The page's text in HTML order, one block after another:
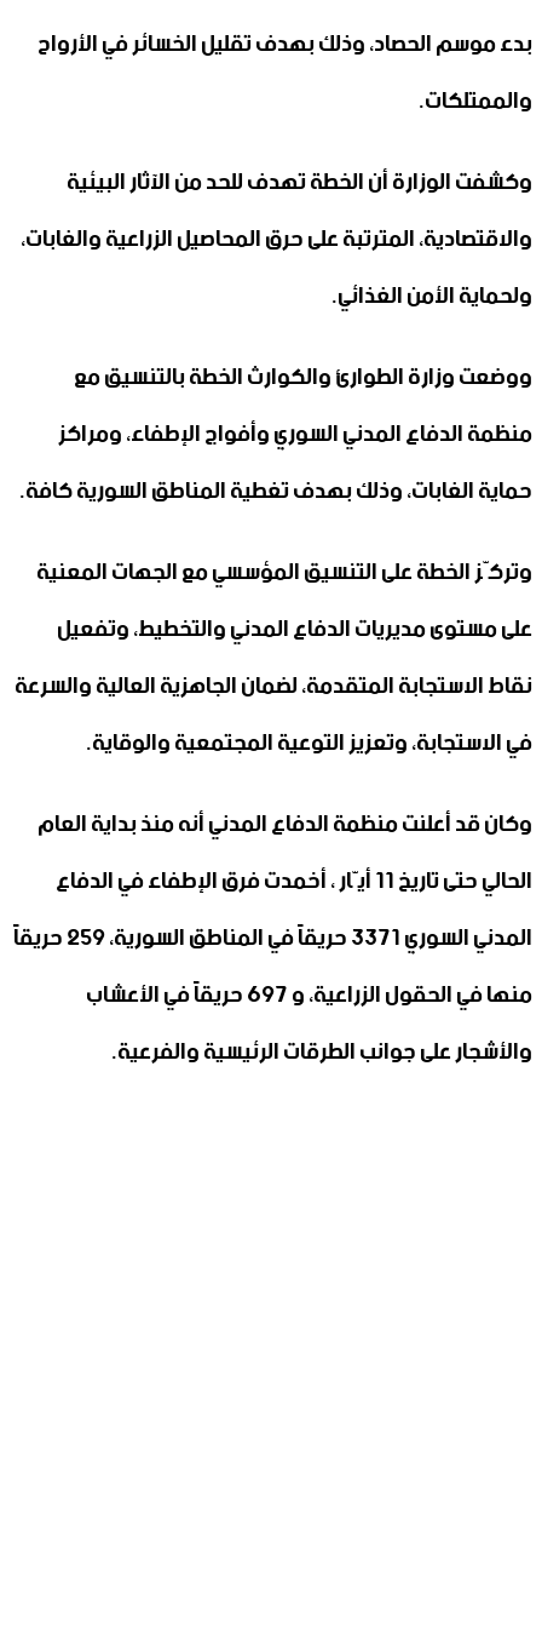
بدء موسم الحصاد، وذلك بهدف تقليل الخسائر في الأرواح
والممتلكات.
وكشفت الوزارة أن الخطة تهدف للحد من الآثار البيئية
والاقتصادية، المترتبة على حرق المحاصيل الزراعية والغابات،
ولحماية الأمن الغذائي.
ووضعت وزارة الطوارئ والكوارث الخطة بالتنسيق مع
منظمة الدفاع المدني السوري وأفواج الإطفاء، ومراكز
حماية الغابات، وذلك بهدف تغطية المناطق السورية كافة.
وتركّز الخطة على التنسيق المؤسسي مع الجهات المعنية
على مستوى مديريات الدفاع المدني والتخطيط، وتفعيل
نقاط الاستجابة المتقدمة، لضمان الجاهزية العالية والسرعة
في الاستجابة، وتعزيز التوعية المجتمعية والوقاية.
وكان قد أعلنت منظمة الدفاع المدني أنه منذ بداية العام
الحالي حتى تاريخ 11 أيّار ، أخمدت فرق الإطفاء في الدفاع
المدني السوري 3371 حريقاً في المناطق السورية، 259 حريقاً
منها في الحقول الزراعية، و 697 حريقاً في الأعشاب
والأشجار على جوانب الطرقات الرئيسية والفرعية.